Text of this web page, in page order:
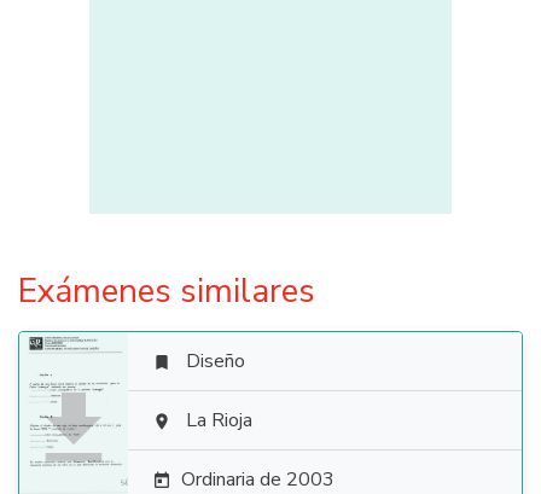
Exámenes similares

 Diseño
 La Rioja
 Ordinaria de 2003